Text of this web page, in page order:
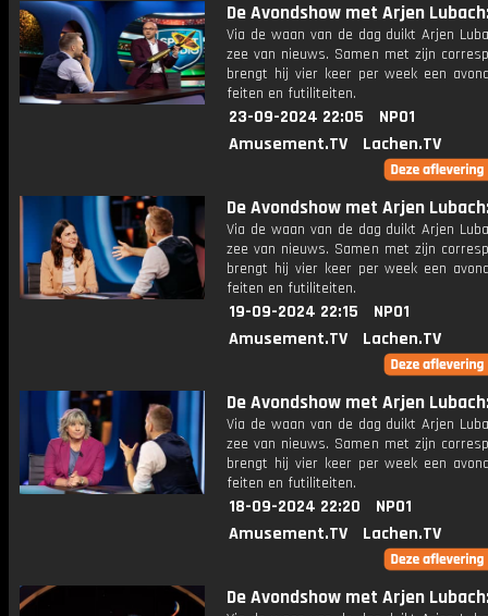
De Avondshow met Arjen
Via de waan van de dag duikt Arjen
zee van nieuws. Samen met zijn
brengt hij vier keer per week een
feiten en futiliteiten.
23-09-2024 22:05
NPO1
Amusement.TV
Lachen.TV
De Avondshow met Arjen
Via de waan van de dag duikt Arjen
zee van nieuws. Samen met zijn
brengt hij vier keer per week een
feiten en futiliteiten.
19-09-2024 22:15
NPO1
Amusement.TV
Lachen.TV
De Avondshow met Arjen
Via de waan van de dag duikt Arjen
zee van nieuws. Samen met zijn
brengt hij vier keer per week een
feiten en futiliteiten.
18-09-2024 22:20
NPO1
Amusement.TV
Lachen.TV
De Avondshow met Arjen